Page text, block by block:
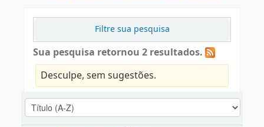
Filtre sua pesquisa
Sua pesquisa retornou 2 resultados.
Desculpe, sem sugestões.